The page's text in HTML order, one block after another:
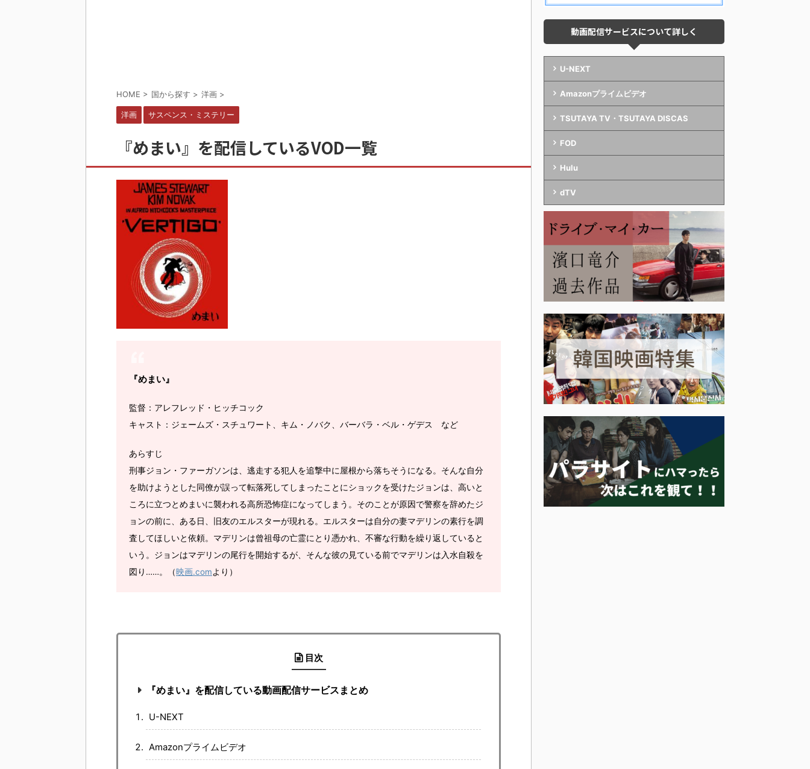
HOME > 国から探す > 洋画 >
洋画 サスペンス・ミステリー
『めまい』を配信しているVOD一覧
『めまい』
監督：アレフレッド・ヒッチコック
キャスト：ジェームズ・スチュワート、キム・ノバク、バーバラ・ベル・ゲデス など
あらすじ
刑事ジョン・ファーガソンは、逃走する犯人を追撃中に屋根から落ちそうになる。そんな自分
を助けようとした同僚が誤って転落死してしまったことにショックを受けたジョンは、高いと
ころに立つとめまいに襲われる高所恐怖症になってしまう。そのことが原因で警察を辞めたジ
ョンの前に、ある日、旧友のエルスターが現れる。エルスターは自分の妻マデリンの素行を調
査してほしいと依頼。マデリンは曾祖母の亡霊にとり憑かれ、不審な行動を繰り返していると
いう。ジョンはマデリンの尾行を開始するが、そんな彼の見ている前でマデリンは入水自殺を
図り……。（映画.comより）
目次
『めまい』を配信している動画配信サービスまとめ
U-NEXT
Amazonプライムビデオ
動画配信サービスについて詳しく
U-NEXT
Amazonプライムビデオ
TSUTAYA TV・TSUTAYA DISCAS
FOD
Hulu
dTV